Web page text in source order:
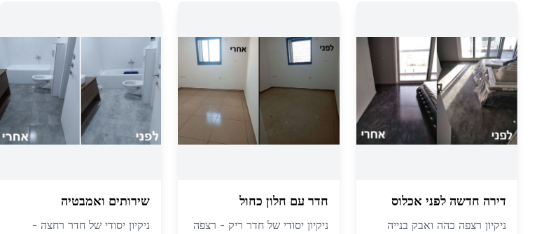
דירה חדשה לפני אכלוס
ניקיון רצפה כהה ואבק בנייה
חדר עם חלון כחול
ניקיון יסודי של חדר ריק - רצפה
שירותים ואמבטיה
ניקיון יסודי של חדר רחצה -